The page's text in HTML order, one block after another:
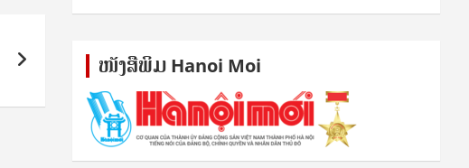
ໜັງ​ສື​ພິມ Hanoi Moi